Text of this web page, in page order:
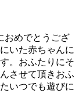
おめでとうござ
いた赤ちゃんに
。おふたりにそ
させて頂きおふ
いつでも遊びに